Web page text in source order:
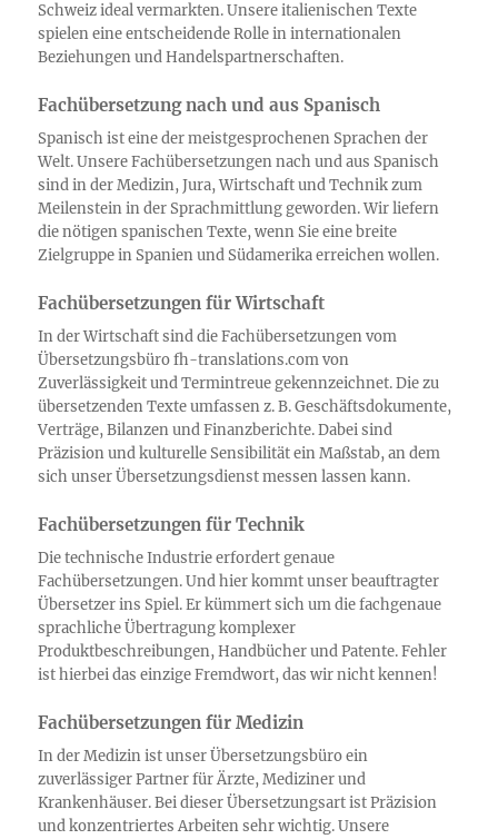
Schweiz ideal vermarkten. Unsere italienischen Texte
spielen eine entscheidende Rolle in internationalen
Beziehungen und Handelspartnerschaften.
Fachübersetzung nach und aus Spanisch
Spanisch ist eine der meistgesprochenen Sprachen der
Welt. Unsere Fachübersetzungen nach und aus Spanisch
sind in der Medizin, Jura, Wirtschaft und Technik zum
Meilenstein in der Sprachmittlung geworden. Wir liefern
die nötigen spanischen Texte, wenn Sie eine breite
Zielgruppe in Spanien und Südamerika erreichen wollen.
Fachübersetzungen für Wirtschaft
In der Wirtschaft sind die Fachübersetzungen vom
Übersetzungsbüro fh-translations.com von
Zuverlässigkeit und Termintreue gekennzeichnet. Die zu
übersetzenden Texte umfassen z. B. Geschäftsdokumente,
Verträge, Bilanzen und Finanzberichte. Dabei sind
Präzision und kulturelle Sensibilität ein Maßstab, an dem
sich unser Übersetzungsdienst messen lassen kann.
Fachübersetzungen für Technik
Die technische Industrie erfordert genaue
Fachübersetzungen. Und hier kommt unser beauftragter
Übersetzer ins Spiel. Er kümmert sich um die fachgenaue
sprachliche Übertragung komplexer
Produktbeschreibungen, Handbücher und Patente. Fehler
ist hierbei das einzige Fremdwort, das wir nicht kennen!
Fachübersetzungen für Medizin
In der Medizin ist unser Übersetzungsbüro ein
zuverlässiger Partner für Ärzte, Mediziner und
Krankenhäuser. Bei dieser Übersetzungsart ist Präzision
und konzentriertes Arbeiten sehr wichtig. Unsere